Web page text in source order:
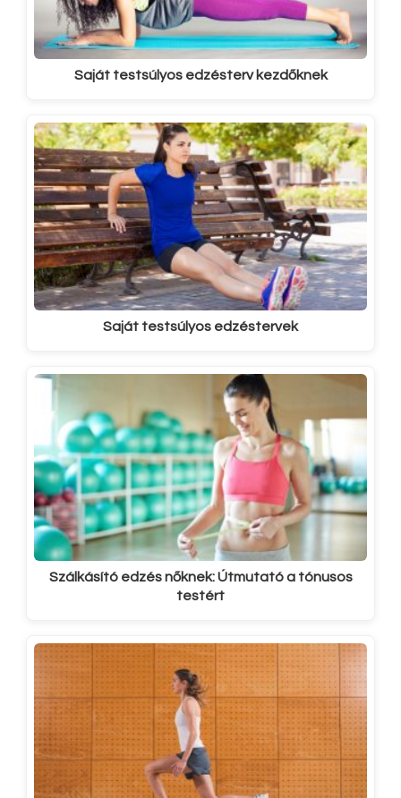
Saját testsúlyos edzésterv kezdőknek
Saját testsúlyos edzéstervek
Szálkásító edzés nőknek: Útmutató a tónusos
testért